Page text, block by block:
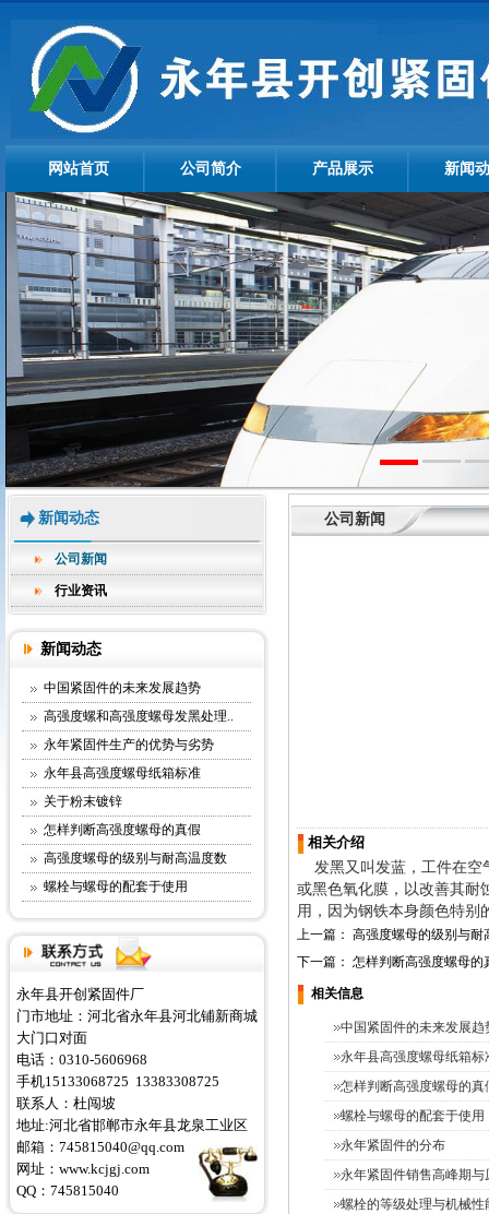
网站首页 公司简介 产品展示 新闻
新闻动态
公司新闻
行业资讯
新闻动态
中国紧固件的未来发展趋势
高强度螺和高强度螺母发黑处理..
永年紧固件生产的优势与劣势
永年县高强度螺母纸箱标准
关于粉末镀锌
怎样判断高强度螺母的真假
高强度螺母的级别与耐高温度数
螺栓与螺母的配套于使用
永年县开创紧固件厂
门市地址：河北省永年县河北铺新商城
大门口对面
电话：0310-5606968
手机15133068725 13383308725
联系人：杜闯坡
地址:河北省邯郸市永年县龙泉工业区
邮箱：745815040@qq.com
网址： www.kcjgj.com
QQ：745815040
公司新闻
相关介绍
发黑又叫发蓝，工件在空
或黑色氧化膜，以改善其耐
用，因为钢铁本身颜色特别
上一篇： 高强度螺母的级别与耐
下一篇： 怎样判断高强度螺母的
相关信息
中国紧固件的未来发展趋
永年县高强度螺母纸箱标
怎样判断高强度螺母的真
螺栓与螺母的配套于使用
永年紧固件的分布
永年紧固件销售高峰期与
螺栓的等级处理与机械性